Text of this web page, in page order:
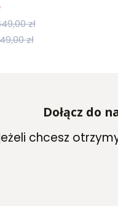
zł
zł
Dołącz do
chcesz